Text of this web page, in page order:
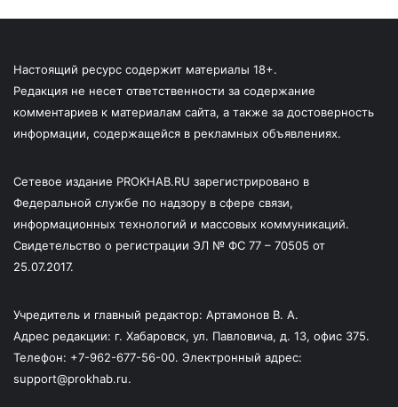
Настоящий ресурс содержит материалы 18+.
Редакция не несет ответственности за содержание
комментариев к материалам сайта, а также за достоверность
информации, содержащейся в рекламных объявлениях.
Сетевое издание PROKHAB.RU зарегистрировано в
Федеральной службе по надзору в сфере связи,
информационных технологий и массовых коммуникаций.
Свидетельство о регистрации ЭЛ № ФС 77 – 70505 от
25.07.2017.
Учредитель и главный редактор: Артамонов В. А.
Адрес редакции: г. Хабаровск, ул. Павловича, д. 13, офис 375.
Телефон: +7-962-677-56-00. Электронный адрес:
support@prokhab.ru.